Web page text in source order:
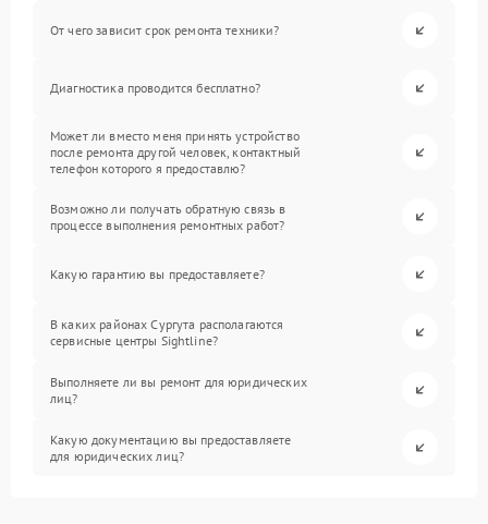
От чего зависит срок ремонта техники?
Диагностика проводится бесплатно?
Может ли вместо меня принять устройство
после ремонта другой человек, контактный
телефон которого я предоставлю?
Возможно ли получать обратную связь в
процессе выполнения ремонтных работ?
Какую гарантию вы предоставляете?
В каких районах Сургута располагаются
сервисные центры Sightline?
Выполняете ли вы ремонт для юридических
лиц?
Какую документацию вы предоставляете
для юридических лиц?